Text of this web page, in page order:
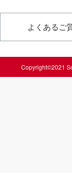
よくあるご
Copyright©2021